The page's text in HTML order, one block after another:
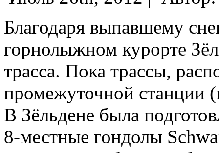
Благодаря выпавшему
горнолыжном курорте
трасса. Пока трассы,
промежуточной станции
В Зёльдене была
8-местные гондолы